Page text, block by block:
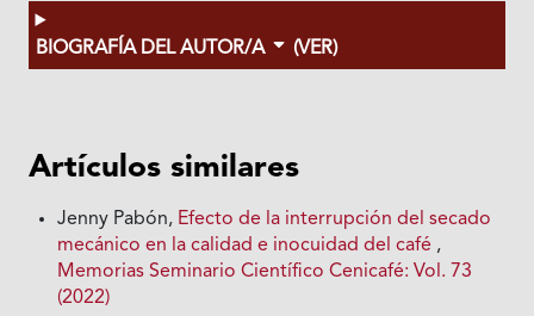
BIOGRAFÍA DEL AUTOR/A (VER)
Artículos similares
Jenny Pabón, Efecto de la interrupción del secado
mecánico en la calidad e inocuidad del café ,
Memorias Seminario Científico Cenicafé: Vol. 73
(2022)